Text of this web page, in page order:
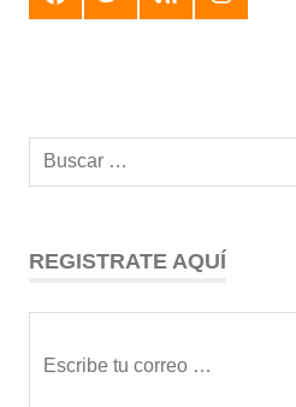
REGISTRATE AQUÍ